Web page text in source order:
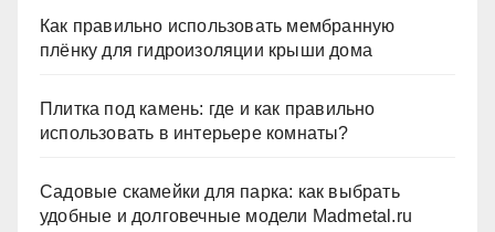
Как правильно использовать мембранную
плёнку для гидроизоляции крыши дома
Плитка под камень: где и как правильно
использовать в интерьере комнаты?
Садовые скамейки для парка: как выбрать
удобные и долговечные модели Madmetal.ru